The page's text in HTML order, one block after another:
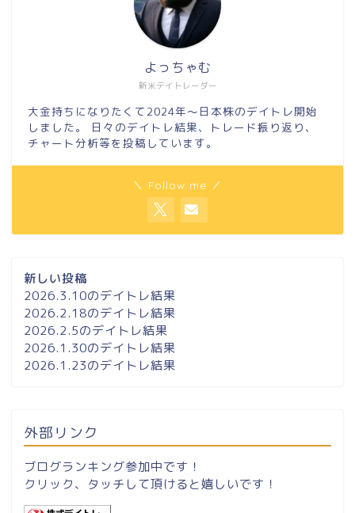
新米デイトレーダー
よっちゃむ
大金持ちになりたくて2024年～日本株のデイトレ開始
しました。 日々のデイトレ結果、トレード振り返り、
チャート分析等を投稿しています。
＼ Follow me ／
新しい投稿
2026.3.10のデイトレ結果
2026.2.18のデイトレ結果
2026.2.5のデイトレ結果
2026.1.30のデイトレ結果
2026.1.23のデイトレ結果
外部リンク
ブログランキング参加中です！
クリック、タッチして頂けると嬉しいです！